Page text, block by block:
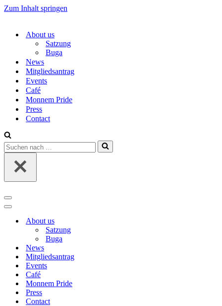
Zum Inhalt springen
About us
Satzung
Buga
News
Mitgliedsantrag
Events
Café
Monnem Pride
Press
Contact
Suchen
nach …
Navigations-
Menü
Navigations-
About us
Satzung
Buga
News
Mitgliedsantrag
Events
Café
Monnem Pride
Press
Contact